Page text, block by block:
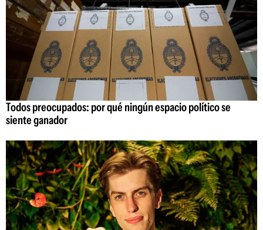
Todos preocupados: por qué ningún espacio político se
siente ganador